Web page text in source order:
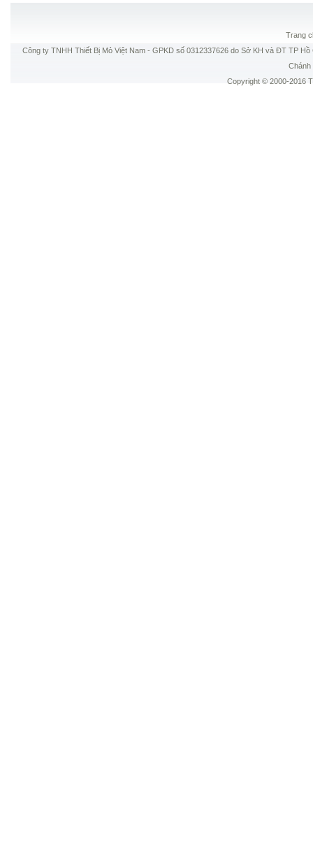
Trang
Công ty TNHH Thiết Bị Mỏ Việt Nam - GPKD số 0312337626 do Sở KH và ĐT TP
Chánh
Copyright © 2000-2016